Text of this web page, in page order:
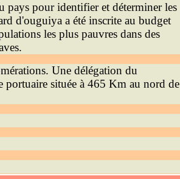
pays pour identifier et déterminer les
d'ouguiya a été inscrite au budget
les plus pauvres dans des
Une délégation du
portuaire située à 465 Km au nord de